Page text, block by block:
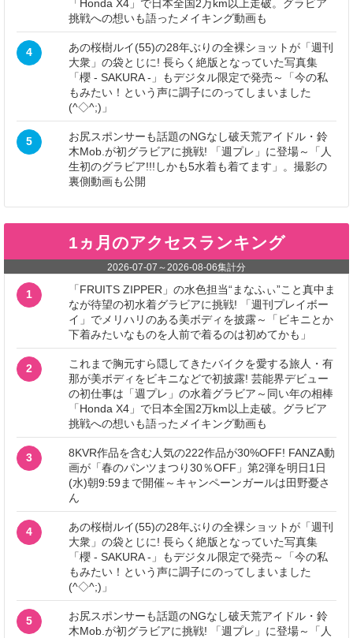
「Honda X4」で日本全国2万km以上走破。グラビア
挑戦への想いも語ったメイキング動画も
4
あの桜樹ルイ(55)の28年ぶりの全裸ショットが「週刊
大衆」の袋とじに! 長らく絶版となっていた写真集
「櫻 - SAKURA -」もデジタル限定で発売～「今の私
もみたい！という声に調子にのってしまいました
(^◇^;)」
5
お尻スポンサーも話題のNGなし破天荒アイドル・鈴
木Mob.が初グラビアに挑戦! 「週プレ」に登場～「人
生初のグラビア!!!しかも5水着も着てます」。撮影の
裏側動画も公開
1ヵ月のアクセスランキング
2026-07-07 ～2026-08-06集計分
1
「FRUITS ZIPPER」の水色担当“まなふぃ”こと真中ま
なが待望の初水着グラビアに挑戦! 「週刊プレイボー
イ」でメリハリのある美ボディを披露～「ビキニとか
下着みたいなものを人前で着るのは初めてかも」
2
これまで胸元すら隠してきたバイクを愛する旅人・有
那が美ボディをビキニなどで初披露! 芸能界デビュー
の初仕事は「週プレ」の水着グラビア～同い年の相棒
「Honda X4」で日本全国2万km以上走破。グラビア
挑戦への想いも語ったメイキング動画も
3
8KVR作品を含む人気の222作品が30%OFF! FANZA動
画が「春のパンツまつり30％OFF」第2弾を明日1日
(水)朝9:59まで開催～キャンペーンガールは田野憂さ
ん
4
あの桜樹ルイ(55)の28年ぶりの全裸ショットが「週刊
大衆」の袋とじに! 長らく絶版となっていた写真集
「櫻 - SAKURA -」もデジタル限定で発売～「今の私
もみたい！という声に調子にのってしまいました
(^◇^;)」
5
お尻スポンサーも話題のNGなし破天荒アイドル・鈴
木Mob.が初グラビアに挑戦! 「週プレ」に登場～「人